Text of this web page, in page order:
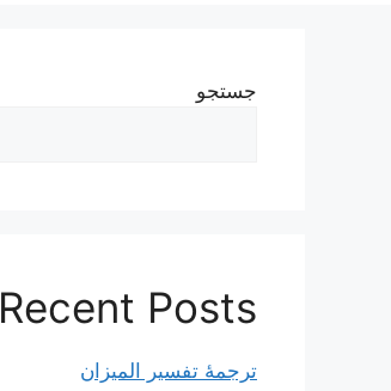
جستجو
Recent Posts
ترجمۀ تفسیر المیزان